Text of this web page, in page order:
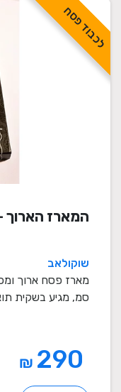
לכבוד פסח
המארז הארוך
שוקולאב
סמ, מגיע בשקית
₪